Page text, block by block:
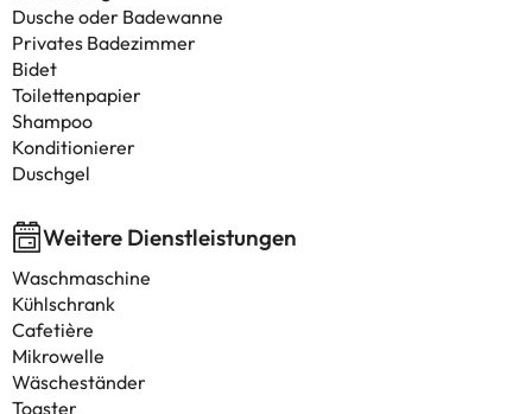
Dusche oder Badewanne
Privates Badezimmer
Bidet
Toilettenpapier
Shampoo
Konditionierer
Duschgel
Weitere Dienstleistungen
Waschmaschine
Kühlschrank
Cafetière
Mikrowelle
Wäscheständer
Toaster